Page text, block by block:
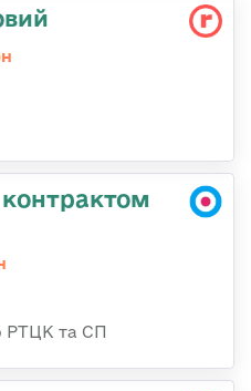
РТЦК та СП